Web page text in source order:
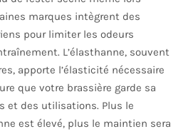
marques intègrent des
pour limiter les odeurs
L’élasthanne, souvent
apporte l’élasticité nécessaire
que votre brassière garde sa
et des utilisations. Plus le
est élevé, plus le maintien sera